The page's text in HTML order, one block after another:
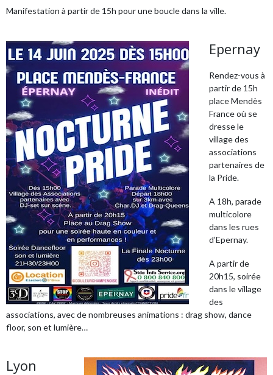
Manifestation à partir de 15h pour une boucle dans la ville.
Epernay
Rendez-vous à
partir de 15h
place Mendès
France où se
dresse le
village des
associations
partenaires de
la Pride.
A 18h, parade
multicolore
dans les rues
d’Epernay.
A partir de
20h15, soirée
dans le village
des
associations, avec de nombreuses animations : drag show, dance
floor, son et lumière…
Lyon